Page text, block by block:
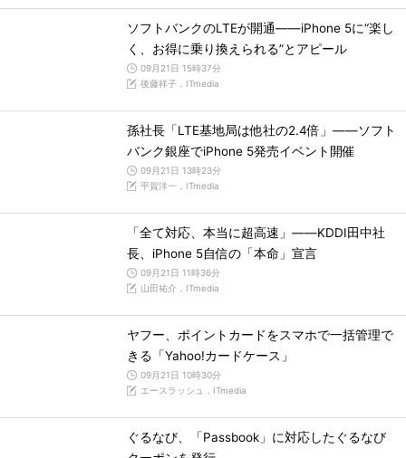
ソフトバンクのLTEが開通――iPhone 5に“楽し
く、お得に乗り換えられる”とアピール
09月21日 15時37分
後藤祥子，ITmedia
孫社長「LTE基地局は他社の2.4倍」――ソフト
バンク銀座でiPhone 5発売イベント開催
09月21日 13時23分
平賀洋一，ITmedia
「全て対応、本当に超高速」――KDDI田中社
長、iPhone 5自信の「本命」宣言
09月21日 11時36分
山田祐介，ITmedia
ヤフー、ポイントカードをスマホで一括管理で
きる「Yahoo!カードケース」
09月21日 10時30分
エースラッシュ，ITmedia
ぐるなび、「Passbook」に対応したぐるなび